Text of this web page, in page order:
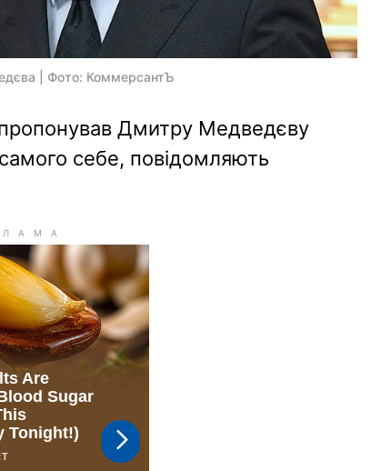
| Фото: КоммерсантЪ
Дмитру Медведєву
себе, повідомляють